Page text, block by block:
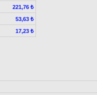
221,76 ₺
53,63 ₺
17,23 ₺